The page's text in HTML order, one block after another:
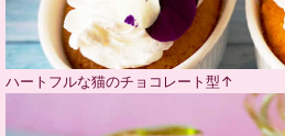
ハートフルな猫のチョコレート型↑